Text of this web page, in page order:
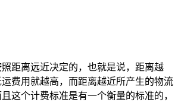
距离远近决定的，也就是说，距离越
费用就越高，而距离越近所产生的物流
这个计费标准是有一个衡量的标准的，